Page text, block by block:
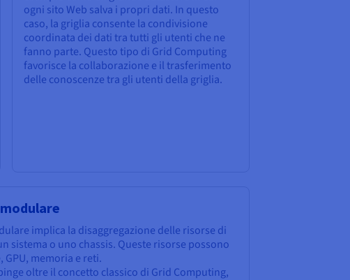
ogni sito Web salva i propri dati. In questo
caso, la griglia consente la condivisione
coordinata dei dati tra tutti gli utenti che ne
fanno parte. Questo tipo di Grid Computing
favorisce la collaborazione e il trasferimento
delle conoscenze tra gli utenti della griglia.
implica la disaggregazione delle risorse di
sistema o uno chassis. Queste risorse possono
memoria e reti.
oltre il concetto classico di Grid Computing,